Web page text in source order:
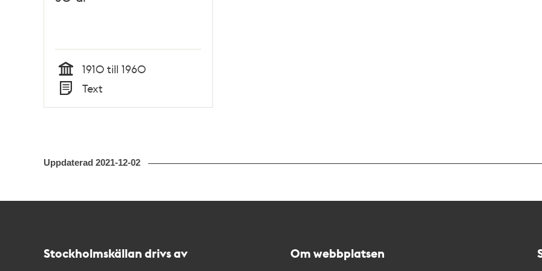
Tid
1910 till 1960
Typ
Text
Uppdaterad 2021-12-02
Stockholmskällan drivs av Om webbplatsen